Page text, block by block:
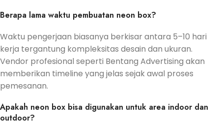
Berapa lama waktu pembuatan neon box?
Waktu pengerjaan biasanya berkisar antara 5–10 hari
kerja tergantung kompleksitas desain dan ukuran.
Vendor profesional seperti Bentang Advertising akan
memberikan timeline yang jelas sejak awal proses
pemesanan.
Apakah neon box bisa digunakan untuk area indoor dan
outdoor?